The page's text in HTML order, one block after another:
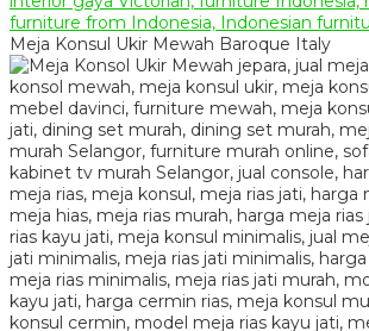
Meja Konsul Ukir Mewah Baroque Italy